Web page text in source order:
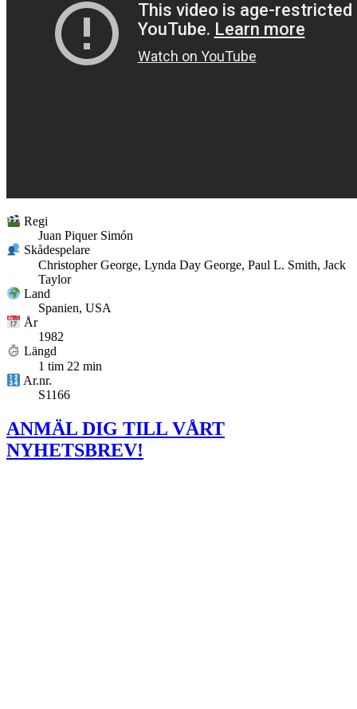
Regi
Juan Piquer Simón
Skådespelare
Christopher George, Lynda Day George, Paul L. Smith, Jack
Taylor
Land
Spanien, USA
År
1982
Längd
1 tim 22 min
Ar.nr.
S1166
ANMÄL DIG TILL VÅRT
NYHETSBREV!